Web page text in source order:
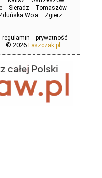
Sieradz
Tomaszów
Zduńska Wola Zgierz
regulamin
prywatność
© 2026 Laszczak.pl